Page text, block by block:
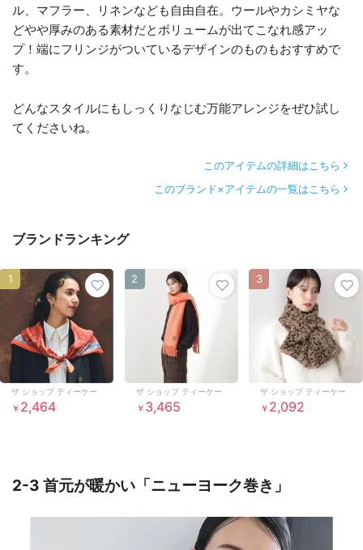
ル、マフラー、リネンなども自由自在。ウールやカシミヤな
どやや厚みのある素材だとボリュームが出てこなれ感アッ
プ！端にフリンジがついているデザインのものもおすすめで
す。
どんなスタイルにもしっくりなじむ万能アレンジをぜひ試し
てくださいね。
このアイテムの詳細はこちら
このブランド×アイテムの一覧はこちら
ブランドランキング
ザ ショップ ティーケー
￥ 2,464
1
ザ ショップ ティーケー
￥ 3,465
2
ザ ショップ ティーケー
￥ 2,092
3
2-3 首元が暖かい「ニューヨーク巻き」